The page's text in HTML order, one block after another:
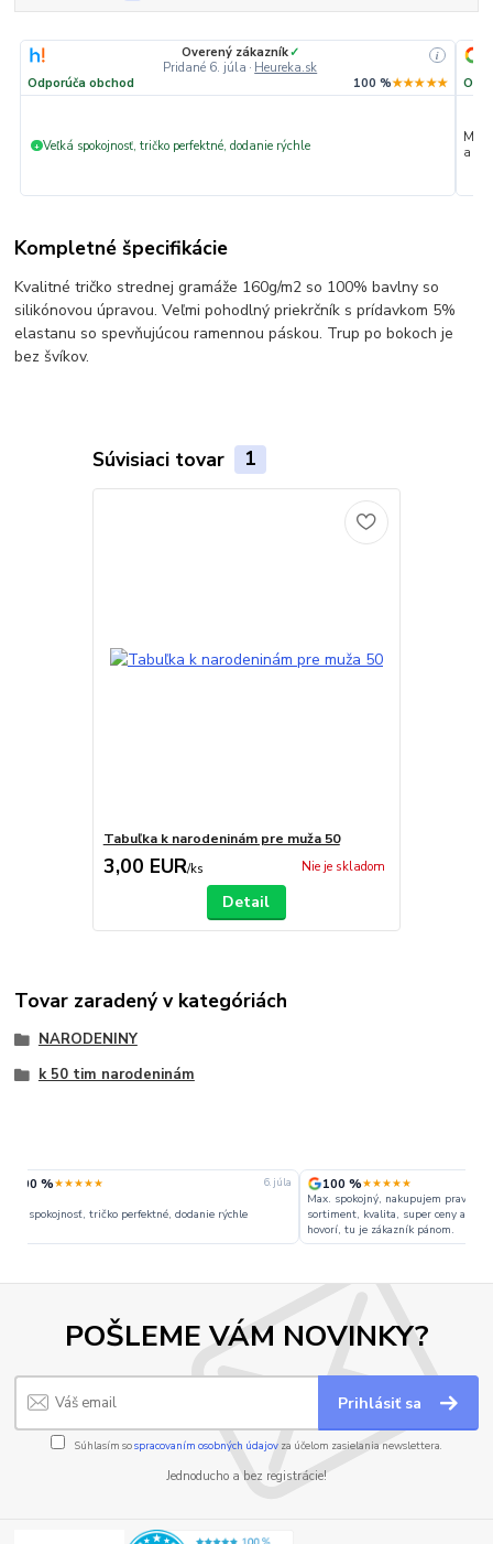
Overený zákazník✓
Pridané 6. júla · Heureka.sk
i
Odporúča obchod 100 %★★★★★
+ Veľká spokojnosť, tričko perfektné, dodanie rýchle
a
Kompletné špecifikácie
Kvalitné tričko strednej gramáže 160g/m2 so 100% bavlny so
silikónovou úpravou. Veľmi pohodlný priekrčník s prídavkom 5%
elastanu so spevňujúcou ramennou páskou. Trup po bokoch je
bez švíkov.
Súvisiaci tovar 1
Tabuľka k narodeninám pre muža 50
3,00 EUR/ks Nie je skladom
Detail
Tovar zaradený v kategóriách
NARODENINY
k 50 tim narodeninám
100 %★★★★★ 1. júla
sortiment, kvalita, super ceny a hlavne ochota. Ako sa
100 %★★★★★
Ochota komunikacia
POŠLEME VÁM NOVINKY?
Prihlásiť sa
Súhlasím sospracovaním osobných údajov za účelom zasielania newslettera.
Jednoducho a bez registrácie!